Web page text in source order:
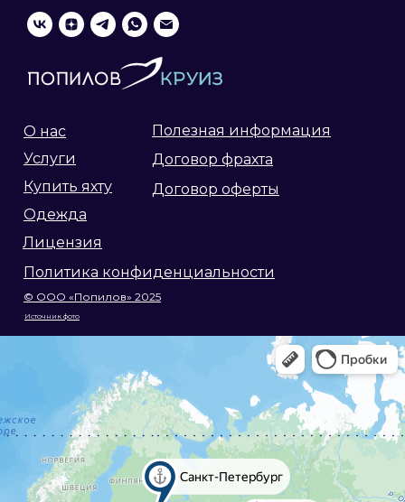
О нас
Услуги
Купить яхту
Одежда
Источник фото
© ООО «Попилов» 2025
Договор оферты
Договор фрахта
Политика конфиденциальности
Полезная информация
Лицензия